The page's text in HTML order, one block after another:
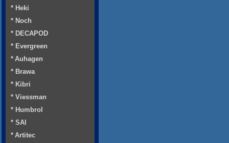
* Heki
* Noch
* DECAPOD
* Evergreen
* Auhagen
* Brawa
* Kibri
* Viessman
* Humbrol
* SAI
* Artitec